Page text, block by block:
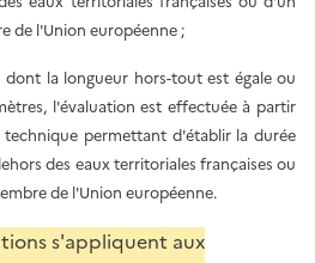
de l'Union européenne ;
dont la longueur hors-tout est égale ou
l'évaluation est effectuée à partir
permettant d'établir la durée
des eaux territoriales françaises ou
de l'Union européenne.
s'appliquent aux